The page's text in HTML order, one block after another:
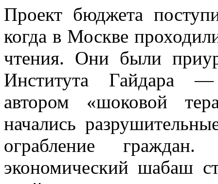
Проект бюджета
когда в Москве
чтения. Они были
Института Гайдара —
автором «шоковой
начались
ограбление
экономический шабаш